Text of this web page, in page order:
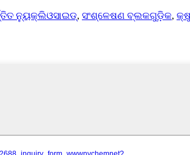
ନ୍ୟୁକ୍ଲିଓସାଇଡ୍, ସଂଶ୍ଳେଷଣ ବ୍ଲକଗୁଡ଼ିକ,